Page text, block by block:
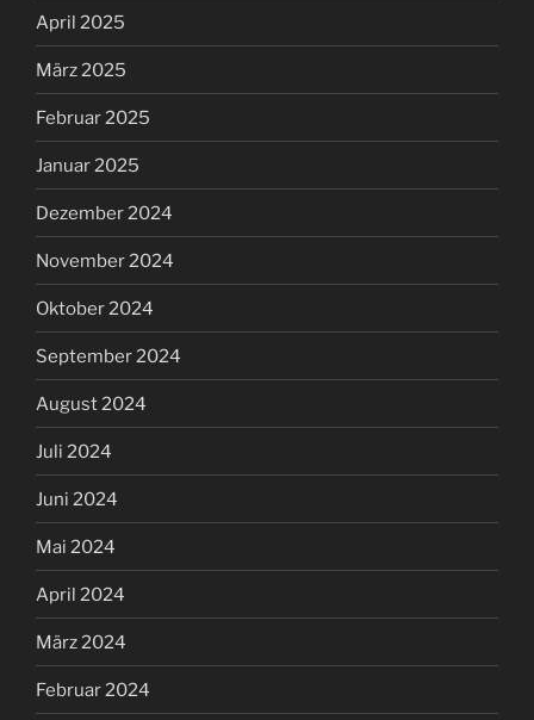
April 2025
März 2025
Februar 2025
Januar 2025
Dezember 2024
November 2024
Oktober 2024
September 2024
August 2024
Juli 2024
Juni 2024
Mai 2024
April 2024
März 2024
Februar 2024